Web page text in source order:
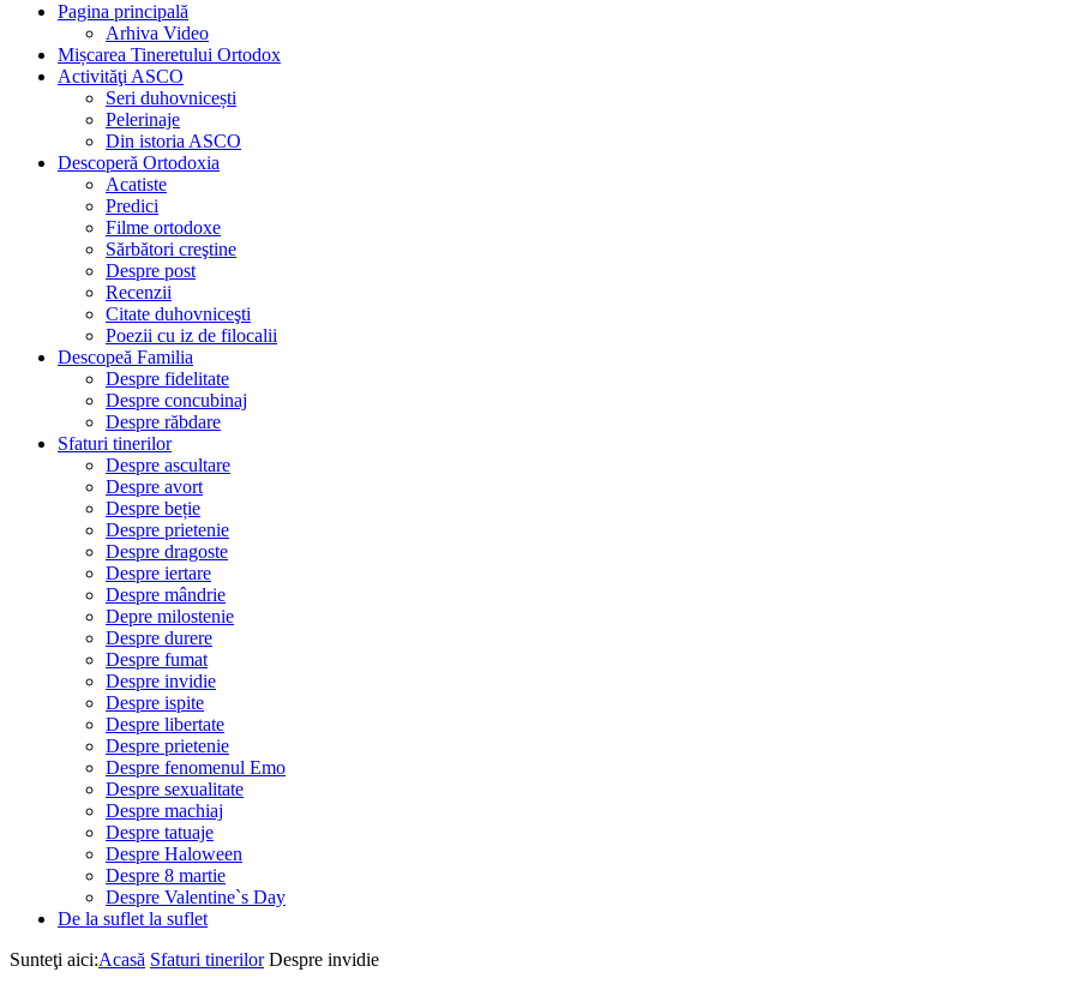
Pagina principală
Arhiva Video
Mișcarea Tineretului Ortodox
Activităţi ASCO
Seri duhovnicești
Pelerinaje
Din istoria ASCO
Descoperă Ortodoxia
Acatiste
Predici
Filme ortodoxe
Sărbători creştine
Despre post
Recenzii
Citate duhovniceşti
Poezii cu iz de filocalii
Descopeă Familia
Despre fidelitate
Despre concubinaj
Despre răbdare
Sfaturi tinerilor
Despre ascultare
Despre avort
Despre beție
Despre prietenie
Despre dragoste
Despre iertare
Despre mândrie
Depre milostenie
Despre durere
Despre fumat
Despre invidie
Despre ispite
Despre libertate
Despre prietenie
Despre fenomenul Emo
Despre sexualitate
Despre machiaj
Despre tatuaje
Despre Haloween
Despre 8 martie
Despre Valentine`s Day
De la suflet la suflet
Sunteţi aici:Acasă Sfaturi tinerilor Despre invidie